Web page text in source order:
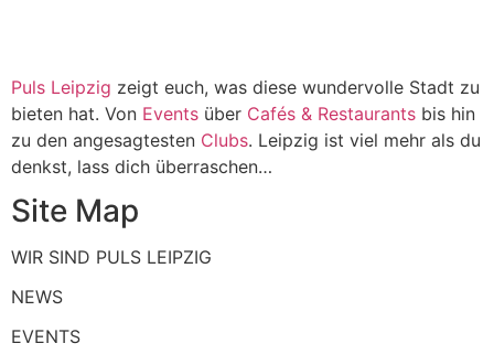
Puls Leipzig zeigt euch, was diese wundervolle Stadt zu
bieten hat. Von Events über Cafés & Restaurants bis hin
zu den angesagtesten Clubs. Leipzig ist viel mehr als du
denkst, lass dich überraschen…
Site Map
WIR SIND PULS LEIPZIG
NEWS
EVENTS